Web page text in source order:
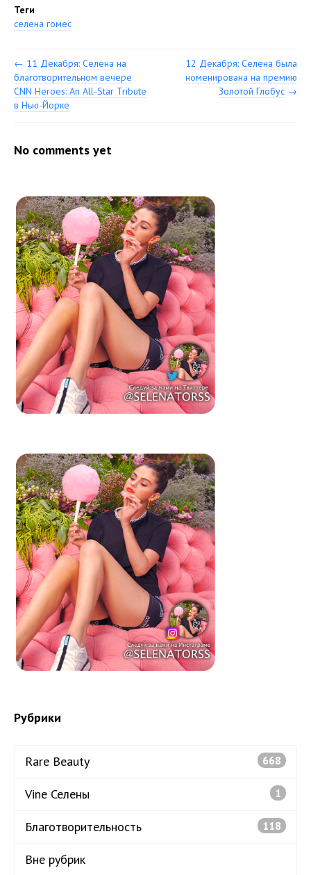
Теги
селена гомес
← 11 Декабря: Селена на
благотворительном вечере
CNN Heroes: An All-Star Tribute
в Нью-Йорке
12 Декабря: Селена была
номенирована на премию
Золотой Глобус →
No comments yet
Рубрики
Rare Beauty 668
Vine Селены 1
Благотворительность 118
Вне рубрик